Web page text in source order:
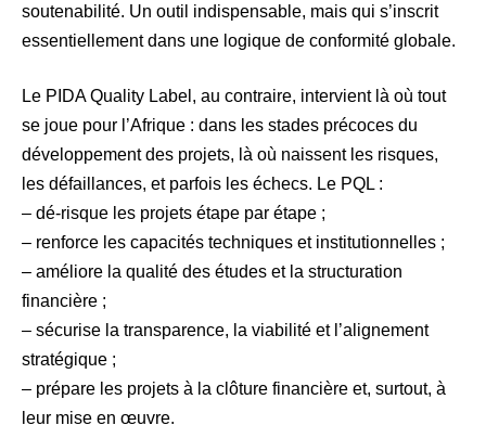
soutenabilité. Un outil indispensable, mais qui s’inscrit
essentiellement dans une logique de conformité globale.
Le PIDA Quality Label, au contraire, intervient là où tout
se joue pour l’Afrique : dans les stades précoces du
développement des projets, là où naissent les risques,
les défaillances, et parfois les échecs. Le PQL :
– dé-risque les projets étape par étape ;
– renforce les capacités techniques et institutionnelles ;
– améliore la qualité des études et la structuration
financière ;
– sécurise la transparence, la viabilité et l’alignement
stratégique ;
– prépare les projets à la clôture financière et, surtout, à
leur mise en œuvre.